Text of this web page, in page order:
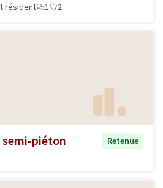
résident 1 2
piéton
Retenue